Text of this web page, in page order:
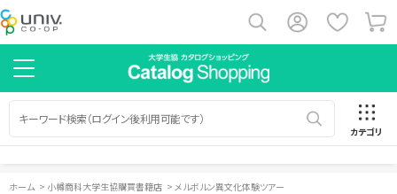
カテゴリ
ホーム > 小樽商科大学生協購買書籍店 > メルボルン異文化体験ツアー